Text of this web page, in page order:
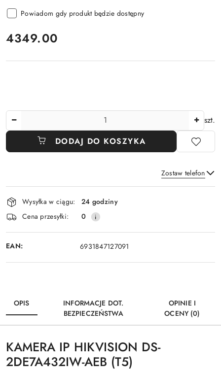
Powiadom gdy produkt będzie dostępny
cena:
4349.00
szt.
DODAJ DO KOSZYKA
Zostaw telefon
Wyślij
Dostępność
i
dostawa
Wysyłka w ciągu:
24 godziny
Cena przesyłki:
0
EAN: 6931847127091
OPIS
INFORMACJE DOT.
BEZPIECZEŃSTWA
OPINIE I
OCENY (0)
KAMERA IP HIKVISION DS-
2DE7A432IW-AEB (T5)